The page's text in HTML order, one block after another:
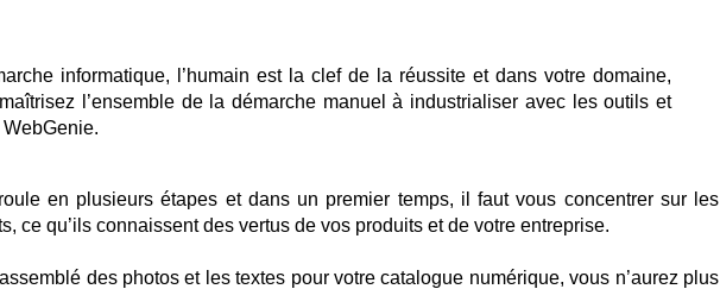
informatique, l’humain est la clef de la réussite et dans votre domaine,
l’ensemble de la démarche manuel à industrialiser avec les outils et
WebGenie.
en plusieurs étapes et dans un premier temps, il faut vous concentrer sur les
ce qu’ils connaissent des vertus de vos produits et de votre entreprise.
des photos et les textes pour votre catalogue numérique, vous n’aurez plus